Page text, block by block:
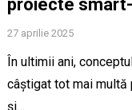
proiecte
27 aprilie 2025
În ultimii ani,
câștigat tot mai multă
și…